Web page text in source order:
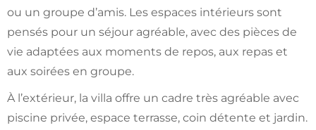
ou un groupe d’amis. Les espaces intérieurs sont
pensés pour un séjour agréable, avec des pièces de
vie adaptées aux moments de repos, aux repas et
aux soirées en groupe.
À l’extérieur, la villa offre un cadre très agréable avec
piscine privée, espace terrasse, coin détente et jardin.